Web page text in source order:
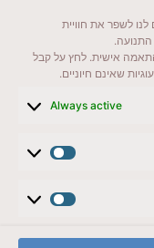
לשפר את חוויית
אישית. לחץ על קבל
שאינם חיוניים.
Always active